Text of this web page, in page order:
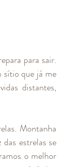
para sair.
sítio que já me
distantes,
Montanha
estrelas se
o melhor